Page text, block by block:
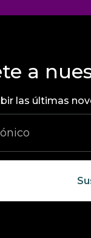
a
las últimas